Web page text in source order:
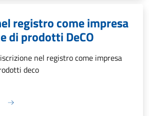
registro come impresa
di prodotti DeCO
nel registro come impresa
deco